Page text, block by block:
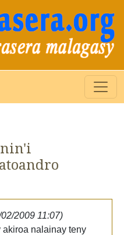
02/2009 11:07)
akiroa nalainay teny